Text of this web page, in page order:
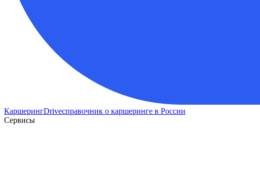
КаршерингDriveсправочник о каршеринге в России
Сервисы